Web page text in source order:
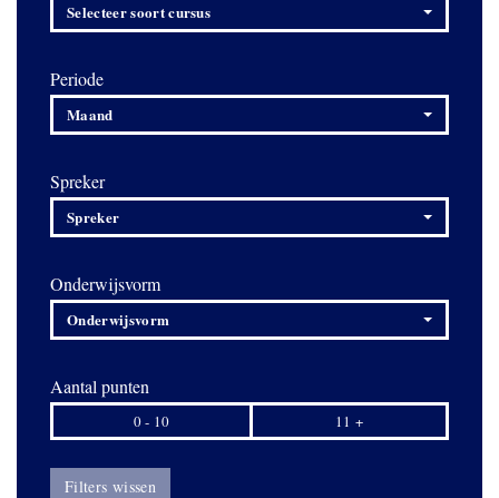
Selecteer soort cursus
Periode
Maand
Spreker
Spreker
Onderwijsvorm
Onderwijsvorm
Aantal punten
0 - 10 11 +
Filters wissen